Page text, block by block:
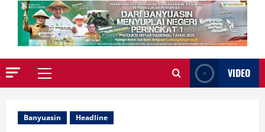
Primary
VIDEO
Banyuasin Headline